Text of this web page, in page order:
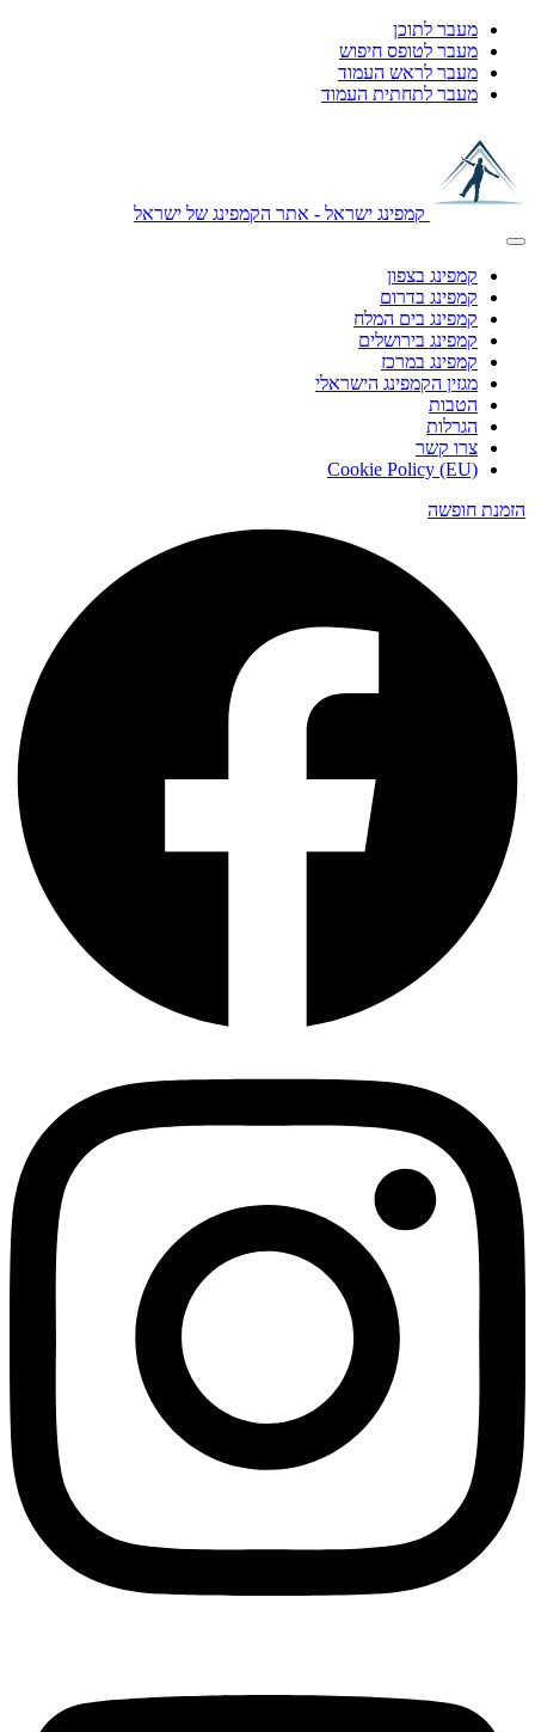
מעבר לתוכן
מעבר לטופס חיפוש
מעבר לראש העמוד
מעבר לתחתית העמוד
קמפינג ישראל - אתר הקמפינג של ישראל
קמפינג בצפון
קמפינג בדרום
קמפינג בים המלח
קמפינג בירושלים
קמפינג במרכז
מגזין הקמפינג הישראלי
הטבות
הגרלות
צרו קשר
Cookie Policy (EU)
הזמנת חופשה